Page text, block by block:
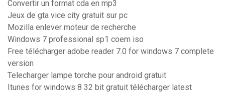
Convertir un format cda en mp3
Jeux de gta vice city gratuit sur pc
Mozilla enlever moteur de recherche
Windows 7 professional sp1 coem iso
Free télécharger adobe reader 7.0 for windows 7 complete
version
Telecharger lampe torche pour android gratuit
Itunes for windows 8 32 bit gratuit télécharger latest